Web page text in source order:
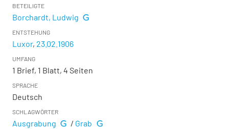
BETEILIGTE
Borchardt, Ludwig
ENTSTEHUNG
Luxor, 23.02.1906
UMFANG
1 Brief, 1 Blatt, 4 Seiten
SPRACHE
Deutsch
SCHLAGWÖRTER
Ausgrabung / Grab